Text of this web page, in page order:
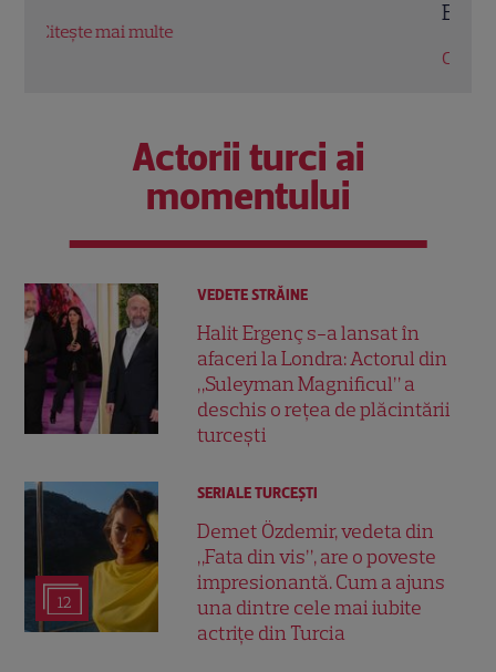
Actorii turci ai
momentului
VEDETE STRĂINE
Halit Ergenç s-a lansat în
afaceri la Londra: Actorul din
„Suleyman Magnificul” a
deschis o rețea de plăcintării
turcești
12
SERIALE TURCEŞTI
Demet Özdemir, vedeta din
„Fata din vis”, are o poveste
impresionantă. Cum a ajuns
una dintre cele mai iubite
actrițe din Turcia